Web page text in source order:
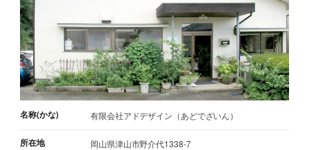
名称(かな) 有限会社アドデザイン（あどでざいん）
所在地 岡山県津山市野介代1338-7